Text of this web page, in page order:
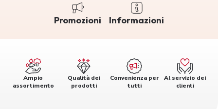
Promozioni Informazioni
Ampio
assortimento
Qualità dei
prodotti
Convenienza per
tutti
Al servizio dei
clienti